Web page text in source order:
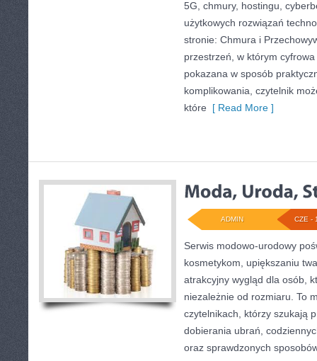
5G, chmury, hostingu,
użytkowych rozwiązań
stronie: Chmura i
przestrzeń, w którym
pokazana w sposób
komplikowania, czytelnik
które [ Read More ]
CZE -
ADMIN
Serwis modowo-urodowy
kosmetykom, upiększaniu
atrakcyjny wygląd dla osób,
niezależnie od rozmiaru. To
czytelnikach, którzy szukają
dobierania ubrań,
oraz sprawdzonych